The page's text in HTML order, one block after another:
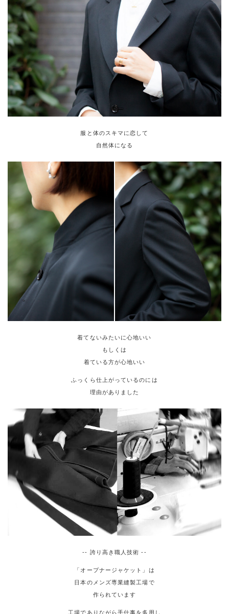
服と体のスキマに恋して
自然体になる
着てないみたいに心地いい
もしくは
着ている方が心地いい
ふっくら仕上がっているのには
理由がありました
-- 誇り高き職人技術 --
「オープナージャケット」は
日本のメンズ専業縫製工場で
作られています
工場でありながら手仕事を多用し